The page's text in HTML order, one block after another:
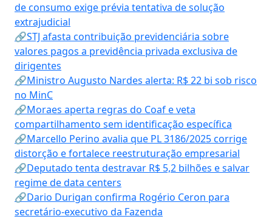
de consumo exige prévia tentativa de solução
extrajudicial
🔗STJ afasta contribuição previdenciária sobre
valores pagos a previdência privada exclusiva de
dirigentes
🔗Ministro Augusto Nardes alerta: R$ 22 bi sob risco
no MinC
🔗Moraes aperta regras do Coaf e veta
compartilhamento sem identificação específica
🔗Marcello Perino avalia que PL 3186/2025 corrige
distorção e fortalece reestruturação empresarial
🔗Deputado tenta destravar R$ 5,2 bilhões e salvar
regime de data centers
🔗Dario Durigan confirma Rogério Ceron para
secretário-executivo da Fazenda